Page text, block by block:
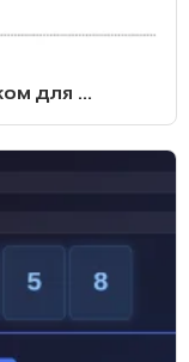
для ...